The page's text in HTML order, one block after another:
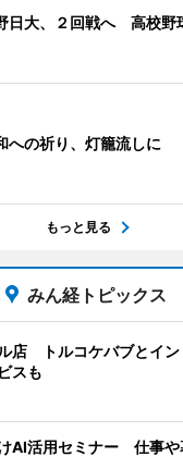
日大、２回戦へ 高校野
への祈り、灯籠流しに
もっと見る
みん経トピックス
店 トルコケバブとイン
スも
AI活用セミナー 仕事や